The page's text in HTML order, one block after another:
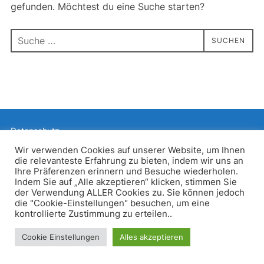
gefunden. Möchtest du eine Suche starten?
Suchen
nach:
SUCHEN
Datenschutz
Inspiro WordPress Theme von WPZOOM
Wir verwenden Cookies auf unserer Website, um Ihnen
die relevanteste Erfahrung zu bieten, indem wir uns an
Ihre Präferenzen erinnern und Besuche wiederholen.
Indem Sie auf „Alle akzeptieren“ klicken, stimmen Sie
der Verwendung ALLER Cookies zu. Sie können jedoch
die "Cookie-Einstellungen" besuchen, um eine
kontrollierte Zustimmung zu erteilen..
Cookie Einstellungen Alles akzeptieren